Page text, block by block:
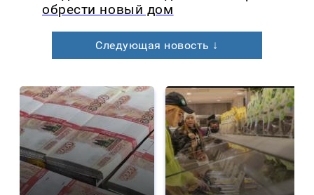
обрести новый дом
Следующая новость ↓